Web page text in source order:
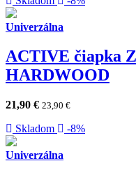
Univerzálna
ACTIVE čiapka
HARDWOOD
21,90 € 23,90 €
Skladom -8%
Univerzálna